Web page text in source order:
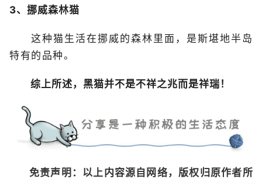
3、挪威森林猫
这种猫生活在挪威的森林里面，是斯堪地半岛
特有的品种。
综上所述，黑猫并不是不祥之兆而是祥瑞！
免责声明：以上内容源自网络，版权归原作者所